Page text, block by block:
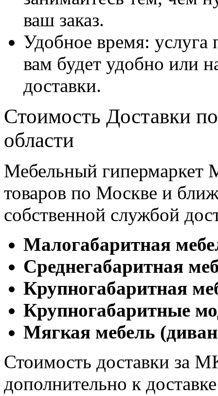
ваш заказ.
Удобное время: услуга
вам будет удобно или
доставки.
Стоимость Доставки
области
Мебельный гипермаркет
товаров по Москве и
собственной службой
Малогабаритная
Cреднегабаритная
Крупногабаритная
Крупногабаритные
Мягкая мебель
Стоимость доставки за
дополнительно к